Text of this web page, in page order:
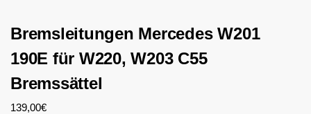
Bremsleitungen Mercedes W201
190E für W220, W203 C55
Bremssättel
139,00€